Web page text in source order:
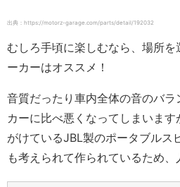
出典：https://motorz-garage.com/parts/detail/192032
むしろ手頃に楽しむなら、場所
ーカーはオススメ！
音質だったり車内全体の音のバ
カーに比べ悪くなってしまいま
がけているJBL製のポータブルス
も考えられて作られているため、